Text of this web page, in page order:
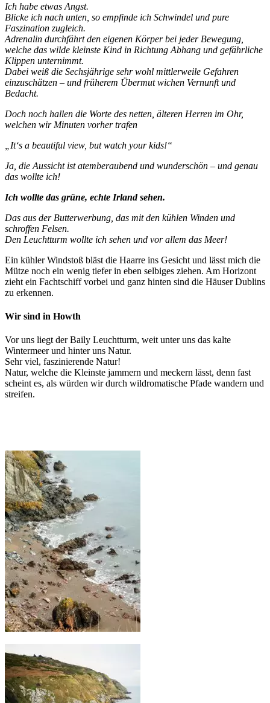
Ich habe etwas Angst.
Blicke ich nach unten, so empfinde ich Schwindel und pure
Faszination zugleich.
Adrenalin durchfährt den eigenen Körper bei jeder Bewegung,
welche das wilde kleinste Kind in Richtung Abhang und gefährliche
Klippen unternimmt.
Dabei weiß die Sechsjährige sehr wohl mittlerweile Gefahren
einzuschätzen – und früherem Übermut wichen Vernunft und
Bedacht.
Doch noch hallen die Worte des netten, älteren Herren im Ohr,
welchen wir Minuten vorher trafen
„It‘s a beautiful view, but watch your kids!“
Ja, die Aussicht ist atemberaubend und wunderschön – und genau
das wollte ich!
Ich wollte das grüne, echte Irland sehen.
Das aus der Butterwerbung, das mit den kühlen Winden und
schroffen Felsen.
Den Leuchtturm wollte ich sehen und vor allem das Meer!
Ein kühler Windstoß bläst die Haarre ins Gesicht und lässt mich die
Mütze noch ein wenig tiefer in eben selbiges ziehen. Am Horizont
zieht ein Fachtschiff vorbei und ganz hinten sind die Häuser Dublins
zu erkennen.
Wir sind in Howth
Vor uns liegt der Baily Leuchtturm, weit unter uns das kalte
Wintermeer und hinter uns Natur.
Sehr viel, faszinierende Natur!
Natur, welche die Kleinste jammern und meckern lässt, denn fast
scheint es, als würden wir durch wildromatische Pfade wandern und
streifen.